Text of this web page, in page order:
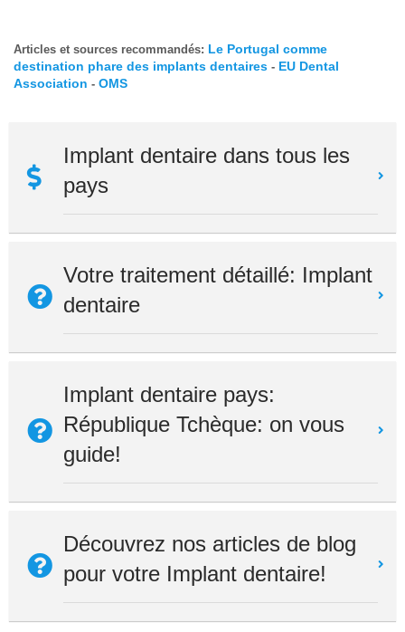
Articles et sources recommandés: Le Portugal comme
destination phare des implants dentaires - EU Dental
Association - OMS
Implant dentaire dans tous les
pays
Votre traitement détaillé: Implant
dentaire
Implant dentaire pays:
République Tchèque: on vous
guide!
Découvrez nos articles de blog
pour votre Implant dentaire!